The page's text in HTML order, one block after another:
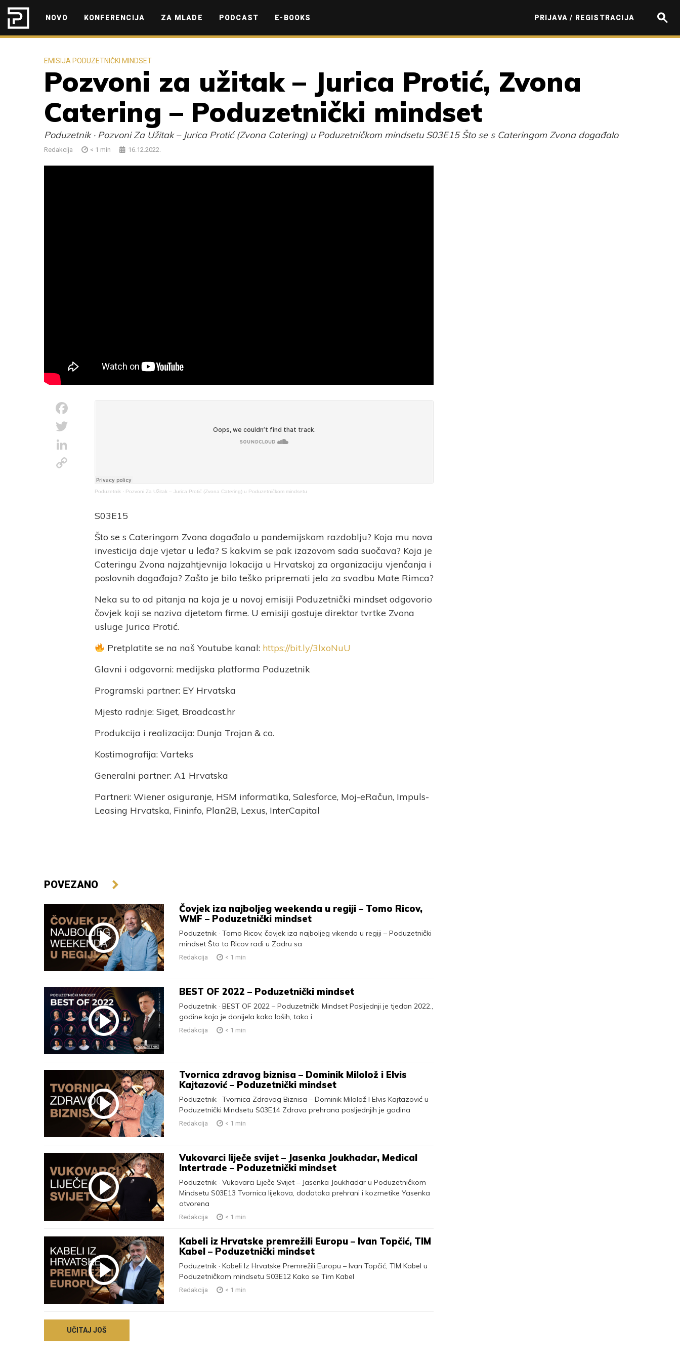
Skip to content
NOVO KONFERENCIJA ZA MLADE PODCAST E-BOOKS PRIJAVA / REGISTRACIJA
EMISIJA PODUZETNIČKI MINDSET
Pozvoni za užitak – Jurica Protić, Zvona
Catering – Poduzetnički mindset
Poduzetnik · Pozvoni Za Užitak – Jurica Protić (Zvona Catering) u Poduzetničkom mindsetu S03E15 Što se s Cateringom Zvona događalo
Redakcija < 1 min 16.12.2022.
Link
Poduzetnik · Pozvoni Za Užitak – Jurica Protić (Zvona Catering) u Poduzetničkom mindsetu
S03E15
Što se s Cateringom Zvona događalo u pandemijskom razdoblju? Koja mu nova
investicija daje vjetar u leđa? S kakvim se pak izazovom sada suočava? Koja je
Cateringu Zvona najzahtjevnija lokacija u Hrvatskoj za organizaciju vjenčanja i
poslovnih događaja? Zašto je bilo teško pripremati jela za svadbu Mate Rimca?
Neka su to od pitanja na koja je u novoj emisiji Poduzetnički mindset odgovorio
čovjek koji se naziva djetetom firme. U emisiji gostuje direktor tvrtke Zvona
usluge Jurica Protić.
Pretplatite se na naš Youtube kanal: https://bit.ly/3lxoNuU​​
Glavni i odgovorni: medijska platforma Poduzetnik
Programski partner: EY Hrvatska
Mjesto radnje: Siget, Broadcast.hr
Produkcija i realizacija: Dunja Trojan & co.
Kostimografija: Varteks
Generalni partner: A1 Hrvatska
Partneri: Wiener osiguranje, HSM informatika, Salesforce, Moj-eRačun, Impuls-
Leasing Hrvatska, Fininfo, Plan2B, Lexus, InterCapital
POVEZANO
Čovjek iza najboljeg weekenda u regiji – Tomo Ricov,
WMF – Poduzetnički mindset
Poduzetnik · Tomo Ricov, čovjek iza najboljeg vikenda u regiji – Poduzetnički
mindset Što to Ricov radi u Zadru sa
Redakcija < 1 min
BEST OF 2022 – Poduzetnički mindset
Poduzetnik · BEST OF 2022 – Poduzetnički Mindset Posljednji je tjedan 2022.,
godine koja je donijela kako loših, tako i
Redakcija < 1 min
Tvornica zdravog biznisa – Dominik Milolož i Elvis
Kajtazović – Poduzetnički mindset
Poduzetnik · Tvornica Zdravog Biznisa – Dominik Milolož I Elvis Kajtazović u
Poduzetnički Mindsetu S03E14 Zdrava prehrana posljednjih je godina
Redakcija < 1 min
Vukovarci liječe svijet – Jasenka Joukhadar, Medical
Intertrade – Poduzetnički mindset
Poduzetnik · Vukovarci Liječe Svijet – Jasenka Joukhadar u Poduzetničkom
Mindsetu S03E13 Tvornica lijekova, dodataka prehrani i kozmetike Yasenka
otvorena
Redakcija < 1 min
Kabeli iz Hrvatske premrežili Europu – Ivan Topčić, TIM
Kabel – Poduzetnički mindset
Poduzetnik · Kabeli Iz Hrvatske Premrežili Europu – Ivan Topčić, TIM Kabel u
Poduzetničkom mindsetu S03E12 Kako se Tim Kabel
Redakcija < 1 min
UČITAJ JOŠ